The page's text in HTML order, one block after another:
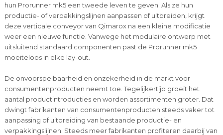
hun Prorunner mk5 een tweede leven te geven. Als ze hun
productie- of verpakkingslijnen aanpassen of uitbreiden, krijgt
deze verticale conveyor van Qimarox na een kleine modificatie
weer een nieuwe functie. Vanwege het modulaire ontwerp met
uitsluitend standaard componenten past de Prorunner mk5
moeiteloos in elke lay-out.
De onvoorspelbaarheid en onzekerheid in de markt voor
consumentenproducten neemt toe. Tegelijkertijd groeit het
aantal productintroducties en worden assortimenten groter. Dat
dwingt fabrikanten van consumentenproducten steeds vaker tot
aanpassing of uitbreiding van bestaande productie- en
verpakkingslijnen. Steeds meer fabrikanten profiteren daarbij van